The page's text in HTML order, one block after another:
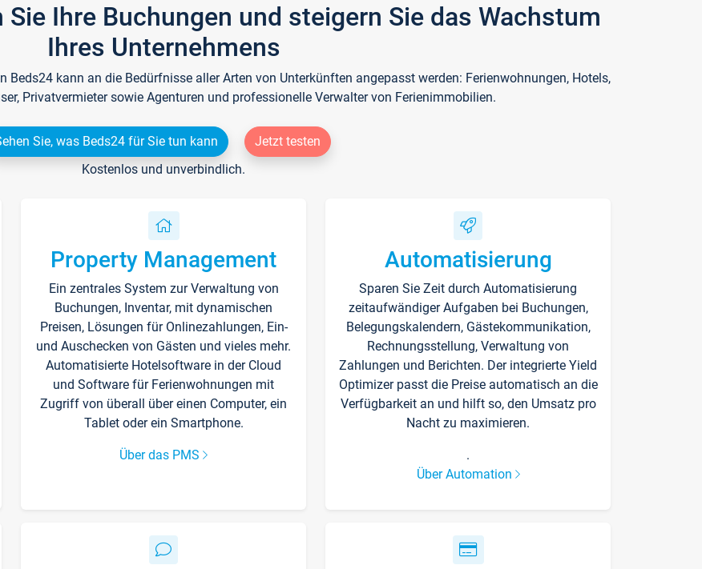
Sie Ihre Buchungen und steigern Sie das Wachstum
Ihres Unternehmens
kann an die Bedürfnisse aller Arten von Unterkünften angepasst werden: Ferienwohnungen, Hotels,
Privatvermieter sowie Agenturen und professionelle Verwalter von Ferienimmobilien.
Sie, was Beds24 für Sie tun kann
Jetzt testen
Kostenlos und unverbindlich.
Property Management
Ein zentrales System zur Verwaltung von
Buchungen, Inventar, mit dynamischen
Preisen, Lösungen für Onlinezahlungen, Ein-
und Auschecken von Gästen und vieles mehr.
Automatisierte Hotelsoftware in der Cloud
und Software für Ferienwohnungen mit
Zugriff von überall über einen Computer, ein
Tablet oder ein Smartphone.
Über das PMS
Automatisierung
Sparen Sie Zeit durch Automatisierung
zeitaufwändiger Aufgaben bei Buchungen,
Belegungskalendern, Gästekommunikation,
Rechnungsstellung, Verwaltung von
Zahlungen und Berichten. Der integrierte Yield
Optimizer passt die Preise automatisch an die
Verfügbarkeit an und hilft so, den Umsatz pro
Nacht zu maximieren.
.
Über Automation